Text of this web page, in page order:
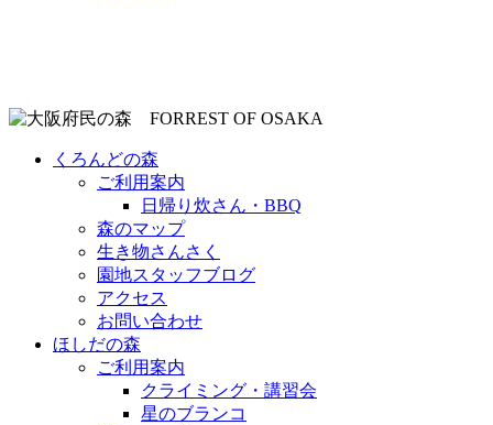
くろんどの森
ご利用案内
日帰り炊さん・BBQ
森のマップ
生き物さんさく
園地スタッフブログ
アクセス
お問い合わせ
ほしだの森
ご利用案内
クライミング・講習会
星のブランコ